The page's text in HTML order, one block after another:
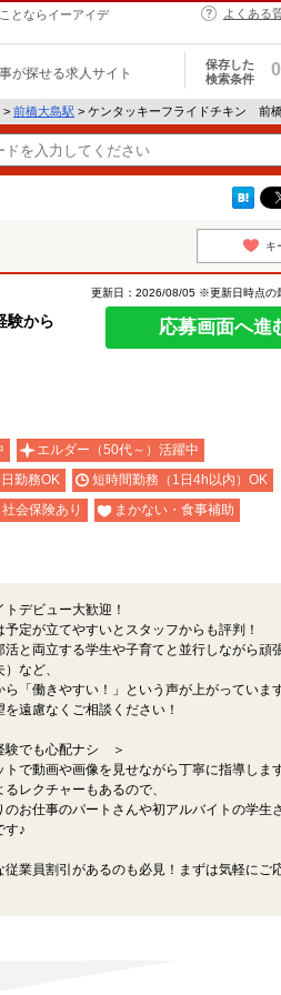
とならイーアイデ
よくある
が探せる求人サイト
保存した
検索条件
0
> 前橋大島駅 > ケンタッキーフライドチキン 前
キ
験から
更新日：2026/08/05 ※更新日時点の
応募画面へ進
エルダー（50代～）活躍中
勤務OK
短時間勤務（1日4h以内）OK
社会保険あり
まかない・食事補助
トデビュー大歓迎！
予定が立てやすいとスタッフからも評判！
活と両立する学生や子育てと並行しながら頑
など、
ら「働きやすい！」という声が上がっていま
を遠慮なくご相談ください！
でも心配ナシ ＞
トで動画や画像を見せながら丁寧に指導しま
るレクチャーもあるので、
のお仕事のパートさんや初アルバイトの学生
す♪
従業員割引があるのも必見！まずは気軽にご